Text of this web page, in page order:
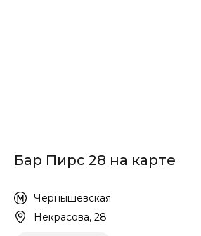
Бар Пирс 28 на карте
Некрасова, 28
Чернышевская